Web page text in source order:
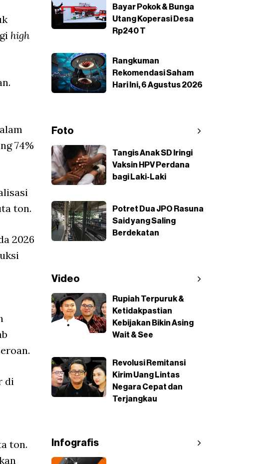
high
74%
ton.
2026
di
ton.
Bayar Pokok & Bunga
Utang Koperasi Desa
Rp240 T
Rangkuman
Rekomendasi Saham
Hari Ini, 6 Agustus 2026
Foto
Tangis Anak SD Iringi
Vaksin HPV Perdana
bagi Laki-Laki
Potret Dua JPO Rasuna
Said yang Saling
Berdekatan
Video
Rupiah Terpuruk &
Ketidakpastian
Kebijakan Bikin Asing
Wait & See
Revolusi Remitansi
Kirim Uang Lintas
Negara Cepat dan
Terjangkau
Infografis